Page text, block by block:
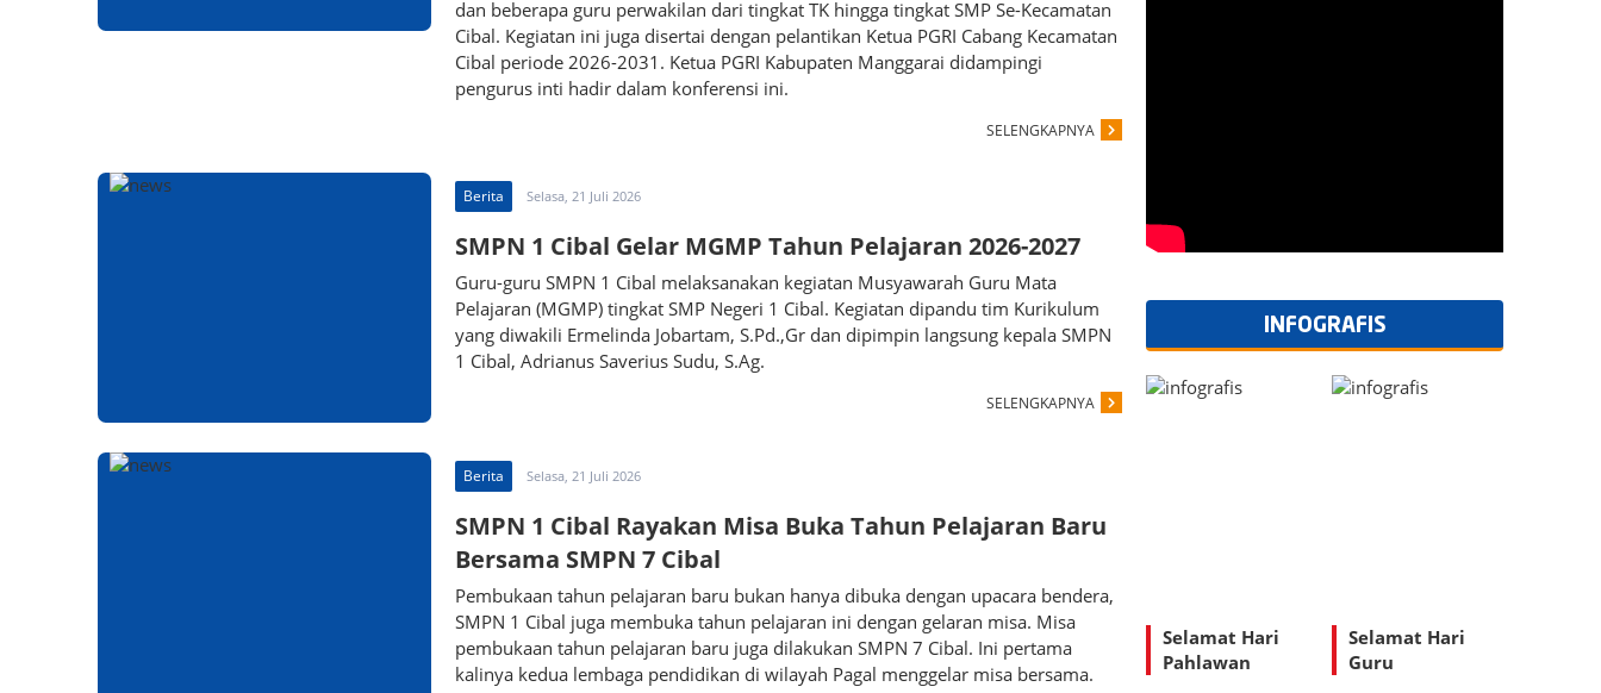
dan beberapa guru perwakilan dari tingkat TK hingga tingkat SMP Se-Kecamatan
Cibal. Kegiatan ini juga disertai dengan pelantikan Ketua PGRI Cabang Kecamatan
Cibal periode 2026-2031. Ketua PGRI Kabupaten Manggarai didampingi
pengurus inti hadir dalam konferensi ini.
SELENGKAPNYA
Berita Selasa, 21 Juli 2026
SMPN 1 Cibal Gelar MGMP Tahun Pelajaran 2026-2027
Guru-guru SMPN 1 Cibal melaksanakan kegiatan Musyawarah Guru Mata
Pelajaran (MGMP) tingkat SMP Negeri 1 Cibal. Kegiatan dipandu tim Kurikulum
yang diwakili Ermelinda Jobartam, S.Pd.,Gr dan dipimpin langsung kepala SMPN
1 Cibal, Adrianus Saverius Sudu, S.Ag.
SELENGKAPNYA
Berita Selasa, 21 Juli 2026
SMPN 1 Cibal Rayakan Misa Buka Tahun Pelajaran Baru
Bersama SMPN 7 Cibal
Pembukaan tahun pelajaran baru bukan hanya dibuka dengan upacara bendera,
SMPN 1 Cibal juga membuka tahun pelajaran ini dengan gelaran misa. Misa
pembukaan tahun pelajaran baru juga dilakukan SMPN 7 Cibal. Ini pertama
kalinya kedua lembaga pendidikan di wilayah Pagal menggelar misa bersama.
INFOGRAFIS
Selamat Hari
Pahlawan
Selamat Hari
Guru